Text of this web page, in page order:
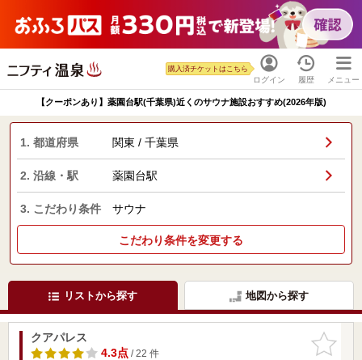
ログイン
購入済チケットはこちら
履歴 メニュー
【クーポンあり】薬園台駅(千葉県)近くのサウナ施設おすすめ(2026年版)
1. 都道府県 関東 / 千葉県
2. 沿線・駅 薬園台駅
3. こだわり条件 サウナ
こだわり条件を変更する
リストから探す 地図から探す
お気に入
りに追加
クアパレス
4.3点/ 22 件